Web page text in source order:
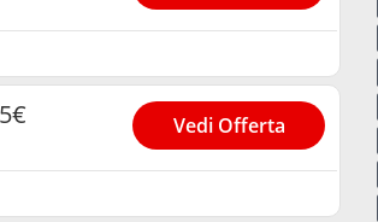
Vedi Offerta